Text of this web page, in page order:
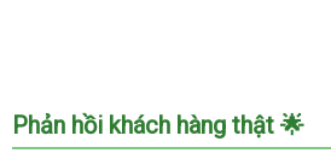
Phản hồi khách hàng thật 🌟